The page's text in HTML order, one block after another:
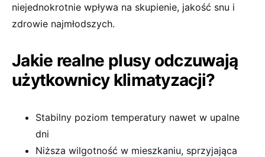
niejednokrotnie wpływa na skupienie, jakość snu i
zdrowie najmłodszych.
Jakie realne plusy odczuwają
użytkownicy klimatyzacji?
Stabilny poziom temperatury nawet w upalne
dni
Niższa wilgotność w mieszkaniu, sprzyjająca